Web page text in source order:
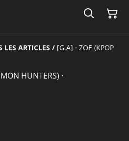
LES ARTICLES / [G.A] · ZOE (KPOP